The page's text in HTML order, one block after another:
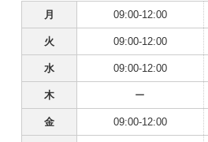
月 09:00-12:00
火 09:00-12:00
水 09:00-12:00
木 ー
金 09:00-12:00